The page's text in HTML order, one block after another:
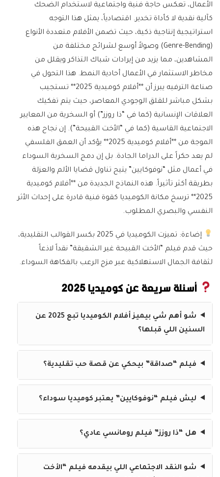
الأعمال، تعكس حاجة فنية واجتماعية لاستخدام الضحك
كآلية نقدية لا كأداة تخدير. اقتصادياً، يمثل هذا التوجه
استراتيجية إنتاجية ذكية، حيث تضمن الأفلام متعددة الأنواع
(Genre-Bending) وصولاً أوسع لشرائح مختلفة من
المشاهدين، مما يزيد من إيرادات شباك التذاكر ويقلل من
مخاطر الاستثمار في الأعمال أحادية النمط. هذا التحول في
صناعة الترفيه يبرز أن **أفلام كوميدية 2025** تستجيب
بشكل مباشر للقلق الوجودي المعاصر، حيث يتم تفكيك
العلاقات الإنسانية (كما في “ذا روزز”) أو السخرية من المعايير
الاجتماعية القاسية (كما في “الأخت القبيحة”). إن نجاح هذه
الموجة من **أفلام كوميدية 2025** يؤكد أن العمق الفلسفي
لم يعد حكراً على الدراما الجادة. بل إن دمج السخرية السوداء
في أعمال مثل “نوفوكايين” يتيح تناول قضايا الألم والعزلة
بطريقة أكثر تأثيراً. هذه النماذج الجديدة من **أفلام كوميدية
2025** ترسخ مكانة الكوميديا كقوة فنية قادرة على إحداث الأثر
النفسي والبصري المطلوب.
إضاءة:
تميزت الكوميديا في 2025 بكسر القوالب التقليدية،
حيث قدم فيلم “الأخت القبيحة غير الشقيقة” نقداً لاذعاً
لثقافة الجمال الاستهلاكية عبر مزج الرعب بالفكاهة السوداء.
أسئلة سريعة عن كوميديا 2025
شو أهم شي بيميز أفلام الكوميديا تبع 2025 عن
السنين اللي قبلها؟
فيلم “صداقة” بيحكي عن قصة حب تقليدية؟
ليش فيلم “نوفوكايين” يعتبر كوميديا سوداء؟
هل “ذا روزز” فيلم رومانسي عادي؟
شو النقد الاجتماعي اللي بيقدمه فيلم “الأخت